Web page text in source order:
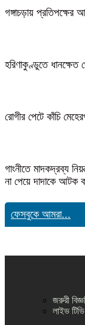
গঙ্গাচড়ায় প্রতিপক্ষের
হরিণাকুণ্ডুতে ধানক্ষেত
রোগীর পেটে কাঁচি
গাংনীতে মাদকদ্রব্য
না পেয়ে দাদাকে আটক
ফেসবুকে আমরা...
জরুরী
লাইভ টিভি